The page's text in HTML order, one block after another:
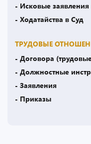
- Исковые заявления
- Ходатайства в Суд
ТРУДОВЫЕ
- Договора
- Должностные
- Заявления
- Приказы